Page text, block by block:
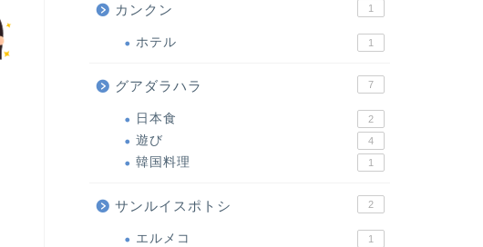
カンクン 1
ホテル 1
グアダラハラ 7
日本食 2
遊び 4
韓国料理 1
サンルイスポトシ 2
エルメコ 1